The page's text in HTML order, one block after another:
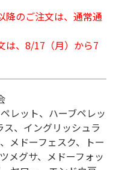
降のご注文は、通常通
は、8/17（月）から7
レット、ハーブペレッ
、イングリッシュラ
メドーフェスク、トー
メグサ、メドーフォッ